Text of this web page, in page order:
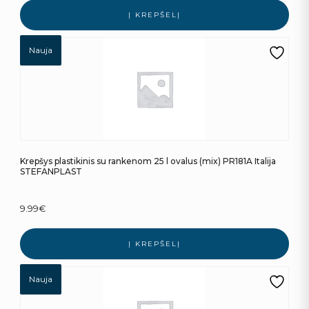
Į KREPŠELĮ
Nauja
Krepšys plastikinis su rankenom 25 l ovalus (mix) PR181A Italija
STEFANPLAST
9.99€
Į KREPŠELĮ
Nauja